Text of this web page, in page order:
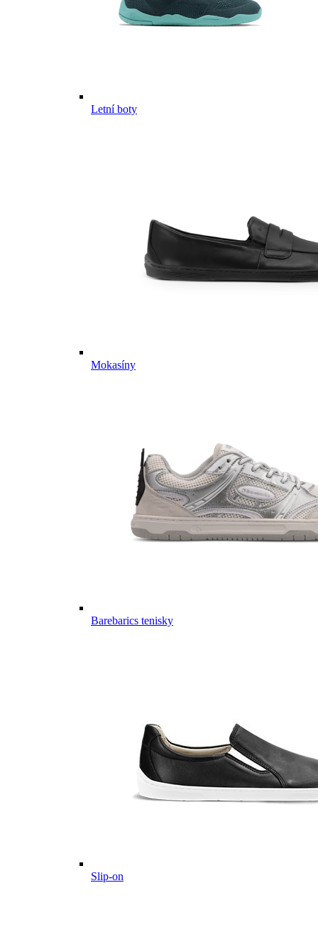
Letní boty
Mokasíny
Barebarics tenisky
Slip-on